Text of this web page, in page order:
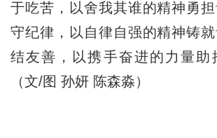
于吃苦，以舍我其谁的精神勇
守纪律，以自律自强的精神铸
结友善，以携手奋进的力量助
（文/图 孙妍 陈森淼）